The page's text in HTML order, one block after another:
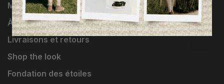
Marques
À propos
Livraisons et retours
Shop the look
Fondation des étoiles